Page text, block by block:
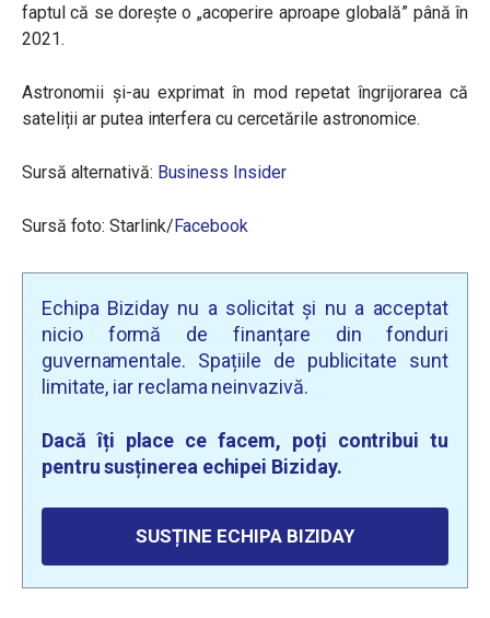
faptul că se dorește o „acoperire aproape globală” până în
2021.
Astronomii și-au exprimat în mod repetat îngrijorarea că
sateliții ar putea interfera cu cercetările astronomice.
Sursă alternativă: Business Insider
Sursă foto: Starlink/Facebook
Echipa Biziday nu a solicitat și nu a acceptat
nicio formă de finanțare din fonduri
guvernamentale. Spațiile de publicitate sunt
limitate, iar reclama neinvazivă.
Dacă îți place ce facem, poți contribui tu
pentru susținerea echipei Biziday.
SUSȚINE ECHIPA BIZIDAY